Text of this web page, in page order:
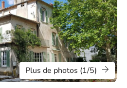
Plus de photos (1/5)